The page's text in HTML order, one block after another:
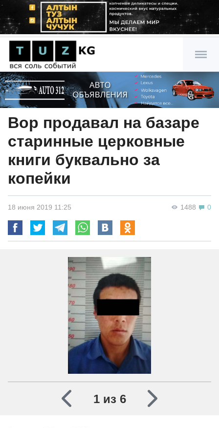
Вор продавал на базаре
старинные церковные
книги буквально за
копейки
1488 0
18 июня 2019 11:25
1 из 6